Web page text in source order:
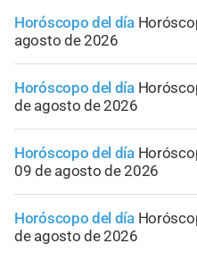
Horóscopo del día
agosto de 2026
Horóscopo del día
de agosto de 2026
Horóscopo del día
09 de agosto de 2026
Horóscopo del día
de agosto de 2026